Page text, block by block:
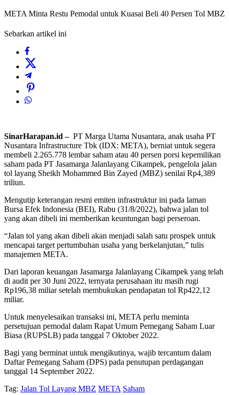
META Minta Restu Pemodal untuk Kuasai Beli 40 Persen Tol MBZ
Sebarkan artikel ini
SinarHarapan.id – PT Marga Utama Nusantara, anak usaha PT
Nusantara Infrastructure Tbk (IDX: META), berniat untuk segera
membeli 2.265.778 lembar saham atau 40 persen porsi kepemilikan
saham pada PT Jasamarga Jalanlayang Cikampek, pengelola jalan
tol layang Sheikh Mohammed Bin Zayed (MBZ) senilai Rp4,389
triliun.
Mengutip keterangan resmi emiten infrastruktur ini pada laman
Bursa Efek Indonesia (BEI), Rabu (31/8/2022), bahwa jalan tol
yang akan dibeli ini memberikan keuntungan bagi perseroan.
“Jalan tol yang akan dibeli akan menjadi salah satu prospek untuk
mencapai target pertumbuhan usaha yang berkelanjutan,” tulis
manajemen META.
Dari laporan keuangan Jasamarga Jalanlayang Cikampek yang telah
di audit per 30 Juni 2022, ternyata perusahaan itu masih rugi
Rp196,38 miliar setelah membukukan pendapatan tol Rp422,12
miliar.
Untuk menyelesaikan transaksi ini, META perlu meminta
persetujuan pemodal dalam Rapat Umum Pemegang Saham Luar
Biasa (RUPSLB) pada tanggal 7 Oktober 2022.
Bagi yang berminat untuk mengikutinya, wajib tercantum dalam
Daftar Pemegang Saham (DPS) pada penutupan perdagangan
tanggal 14 September 2022.
Tag: Jalan Tol Layang MBZ META Saham